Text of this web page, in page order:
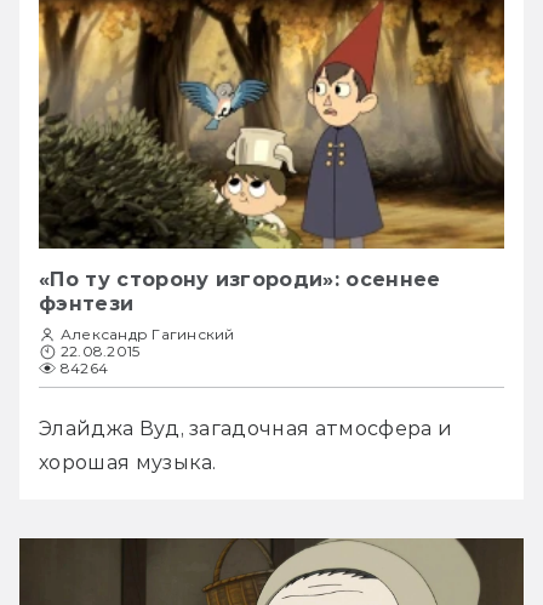
«По ту сторону изгороди»: осеннее
фэнтези
Александр Гагинский
22.08.2015
84264
Элайджа Вуд, загадочная атмосфера и
хорошая музыка.